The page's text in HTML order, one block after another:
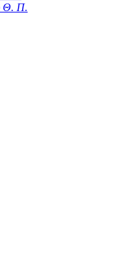
Θ. Π.